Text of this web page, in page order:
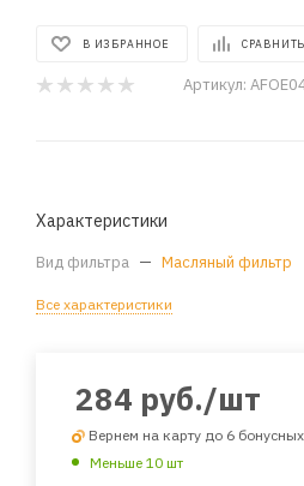
В ИЗБРАННОЕ СРАВНИТЬ
Артикул:
Характеристики
Вид фильтра — Масляный фильтр
Все характеристики
284 руб./шт
Вернем на карту до 6
Меньше 10 шт